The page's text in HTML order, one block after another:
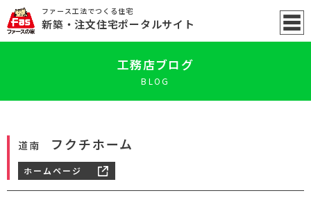
ファース工法でつくる住宅
新築 ・注文住宅ポータルサイト
工務店ブログ
BLOG
道南 フクチホーム
ホームページ